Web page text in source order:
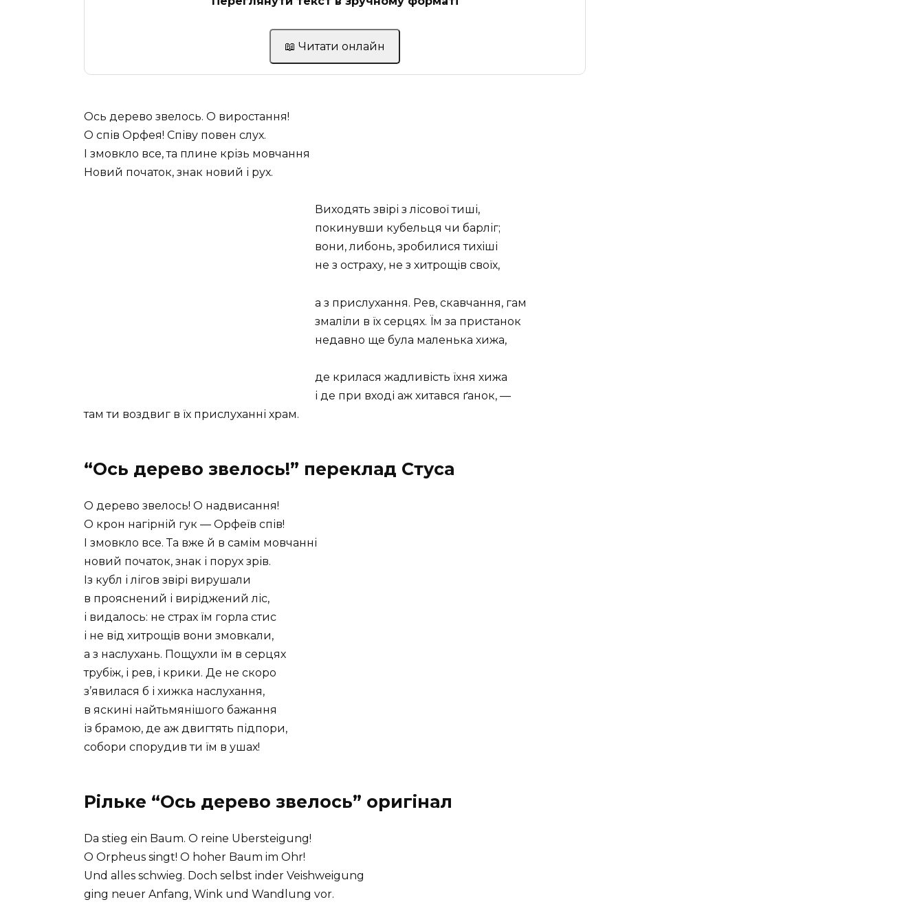
📖 Читати онлайн
Ось дерево звелось. О виростання!
О спів Орфея! Співу повен слух.
І змовкло все, та плине крізь мовчання
Новий початок, знак новий і рух.
Виходять звірі з лісової тиші,
покинувши кубельця чи барліг;
вони, либонь, зробилися тихіші
не з остраху, не з хитрощів своїх,
а з прислухання. Рев, скавчання, гам
змаліли в їх серцях. Їм за пристанок
недавно ще була маленька хижа,
де крилася жадливість їхня хижа
і де при вході аж хитався ґанок, —
там ти воздвиг в їх прислуханні храм.
“Ось дерево звелось!” переклад Стуса
О дерево звелось! О надвисання!
О крон нагірній гук — Орфеїв спів!
І змовкло все. Та вже й в самім мовчанні
новий початок, знак і порух зрів.
Із кубл і лігов звірі вирушали
в прояснений і виріджений ліс,
і видалось: не страх їм горла стис
і не від хитрощів вони змовкали,
а з наслухань. Пощухли їм в серцях
трубіж, і рев, і крики. Де не скоро
з’явилася б і хижка наслухання,
в яскині найтьмянішого бажання
із брамою, де аж двигтять підпори,
собори спорудив ти їм в ушах!
Рільке “Ось дерево звелось” оригінал
Da stieg ein Baum. O reine Ubersteigung!
O Orpheus singt! O hoher Baum im Ohr!
Und alles schwieg. Doch selbst inder Veishweigung
ging neuer Anfang, Wink und Wandlung vor.